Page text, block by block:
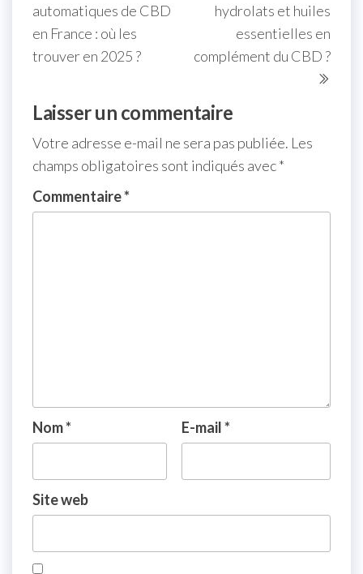
automatiques de CBD
en France : où les
trouver en 2025 ?
hydrolats et huiles
essentielles en
complément du CBD ?
Laisser un commentaire
Votre adresse e-mail ne sera pas publiée. Les
champs obligatoires sont indiqués avec*
Commentaire*
Nom* E-mail*
Site web